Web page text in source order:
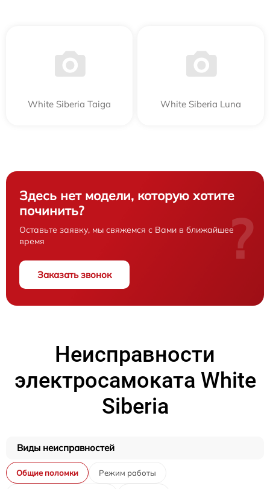
White Siberia Taiga White Siberia Luna
Здесь нет модели, которую хотите
починить?
Оставьте заявку, мы свяжемся с Вами в ближайшее
время
Заказать звонок
?
Неисправности
электросамоката White
Siberia
Виды неисправностей
Общие поломки Режим работы